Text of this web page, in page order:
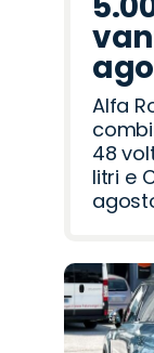
Alfa
48
litri e